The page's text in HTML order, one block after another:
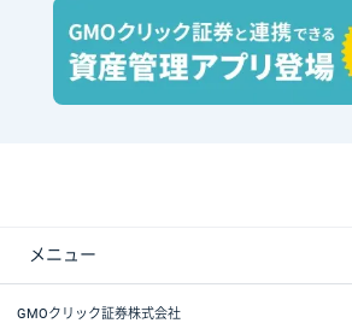
メニュー
取引規程・約款
最良執行方針
ディスクレイマー
リスク説明
GMOクリック証券ホームページ
GMOクリック証券株式会社